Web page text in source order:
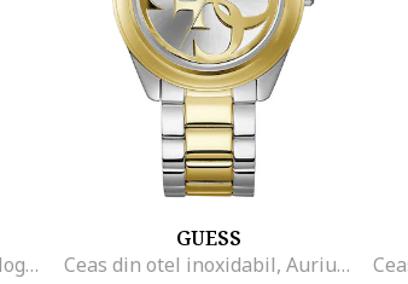
Ceas cu o curea de piele si logo Park Ave, Argintiu/Negru
GUESS
Ceas din otel inoxidabil, Auriu/Argintiu